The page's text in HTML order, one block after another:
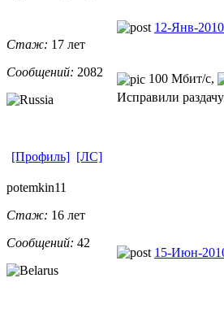
Стаж: 17 лет
Сообщений: 2082
12-Янв-
100 Мбит/с,
Исправили
[Профиль] [ЛС]
potemkin11
Стаж: 16 лет
Сообщений: 42
15-Июн-